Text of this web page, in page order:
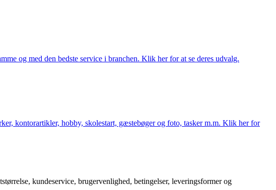
og med den bedste service i branchen. Klik her for at se deres udvalg.
kontorartikler, hobby, skolestart, gæstebøger og foto, tasker m.m. Klik her for
kundeservice, brugervenlighed, betingelser, leveringsformer og